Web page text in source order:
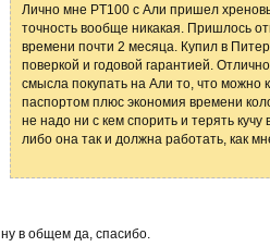
Лично мне PT100 c Али пришел
точность вообще никакая. Пришлось
времени почти 2 месяца. Купил в
поверкой и годовой гарантией.
смысла покупать на Али то, что можно
паспортом плюс экономия времени
не надо ни с кем спорить и терять
либо она так и должна работать, как
ну в общем да, спасибо.